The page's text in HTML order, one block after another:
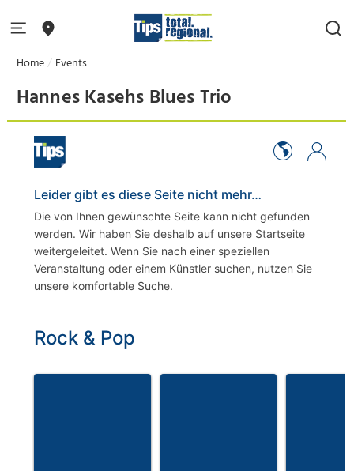
Home Events
Hannes Kasehs Blues Trio